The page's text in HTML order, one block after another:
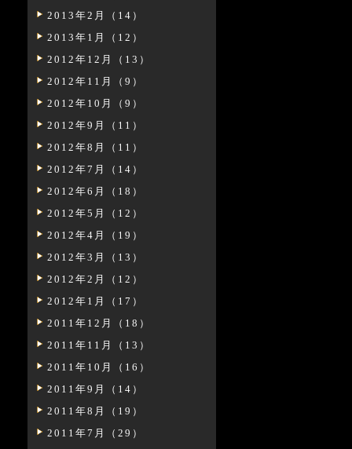
2013年2月（14）
2013年1月（12）
2012年12月（13）
2012年11月（9）
2012年10月（9）
2012年9月（11）
2012年8月（11）
2012年7月（14）
2012年6月（18）
2012年5月（12）
2012年4月（19）
2012年3月（13）
2012年2月（12）
2012年1月（17）
2011年12月（18）
2011年11月（13）
2011年10月（16）
2011年9月（14）
2011年8月（19）
2011年7月（29）